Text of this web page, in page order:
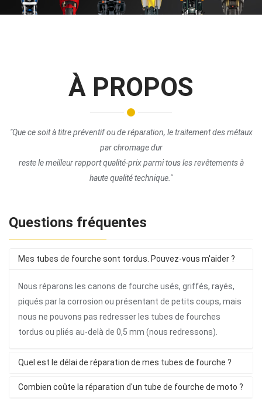
À PROPOS
"Que ce soit à titre préventif ou de réparation, le traitement des métaux
par chromage dur
reste le meilleur rapport qualité-prix parmi tous les revêtements à
haute qualité technique."
Questions fréquentes
Mes tubes de fourche sont tordus. Pouvez-vous m'aider ?
Nous réparons les canons de fourche usés, griffés, rayés,
piqués par la corrosion ou présentant de petits coups, mais
nous ne pouvons pas redresser les tubes de fourches
tordus ou pliés au-delà de 0,5 mm (nous redressons).
Quel est le délai de réparation de mes tubes de fourche ?
Combien coûte la réparation d'un tube de fourche de moto ?